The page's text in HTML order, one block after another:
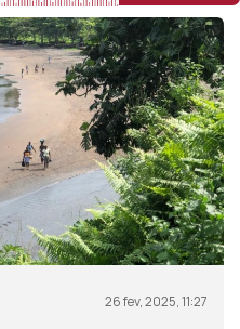
26 fev, 2025, 11:27